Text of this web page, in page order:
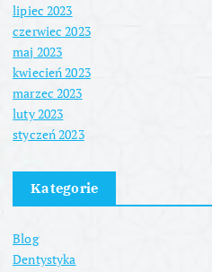
lipiec 2023
czerwiec 2023
maj 2023
kwiecień 2023
marzec 2023
luty 2023
styczeń 2023
Kategorie
Blog
Dentystyka